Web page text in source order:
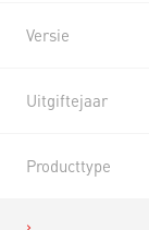
Versie
Uitgiftejaar
Producttype